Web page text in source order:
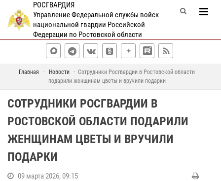
РОСГВАРДИЯ
Управление Федеральной службы войск
национальной гвардии Российской
Федерации по Ростовской области
Главная Новости
Сотрудники Росгвардии в Ростовской области
подарили женщинам цветы и вручили подарки
СОТРУДНИКИ РОСГВАРДИИ В
РОСТОВСКОЙ ОБЛАСТИ ПОДАРИЛИ
ЖЕНЩИНАМ ЦВЕТЫ И ВРУЧИЛИ
ПОДАРКИ
09 марта 2026, 09:15